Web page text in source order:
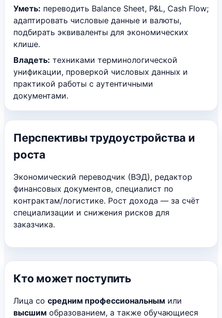
Уметь: переводить Balance Sheet, P&L, Cash Flow;
адаптировать числовые данные и валюты,
подбирать эквиваленты для экономических
клише.
Владеть: техниками терминологической
унификации, проверкой числовых данных и
практикой работы с аутентичными
документами.
Перспективы трудоустройства и
роста
Экономический переводчик (ВЭД), редактор
финансовых документов, специалист по
контрактам/логистике. Рост дохода — за счёт
специализации и снижения рисков для
заказчика.
Кто может поступить
Лица со средним профессиональным или
высшим образованием, а также обучающиеся